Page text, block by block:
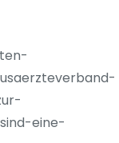
eine-